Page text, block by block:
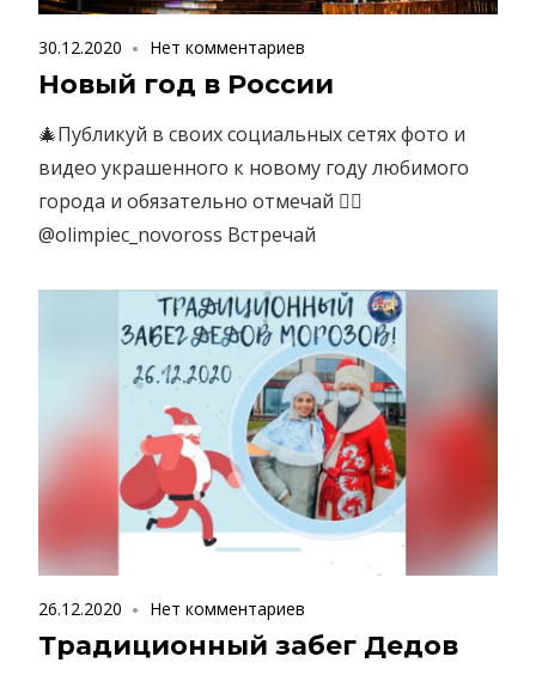
30.12.2020 Нет комментариев
Новый год в России
🎄Публикуй в своих социальных сетях фото и
видео украшенного к новому году любимого
города и обязательно отмечай 👇🏻
@olimpiec_novoross Встречай
26.12.2020 Нет комментариев
Традиционный забег Дедов